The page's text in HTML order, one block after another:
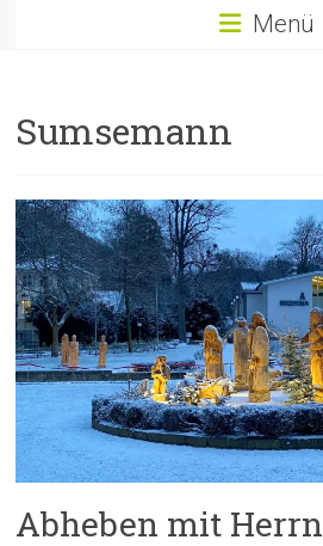
Menü
Sumsemann
Abheben mit Herrn